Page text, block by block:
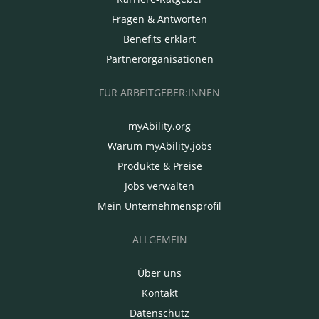
Fragen & Antworten
Benefits erklärt
Partnerorganisationen
FÜR ARBEITGEBER:INNEN
myAbility.org
Warum myAbility.jobs
Produkte & Preise
Jobs verwalten
Mein Unternehmensprofil
ALLGEMEIN
Über uns
Kontakt
Datenschutz